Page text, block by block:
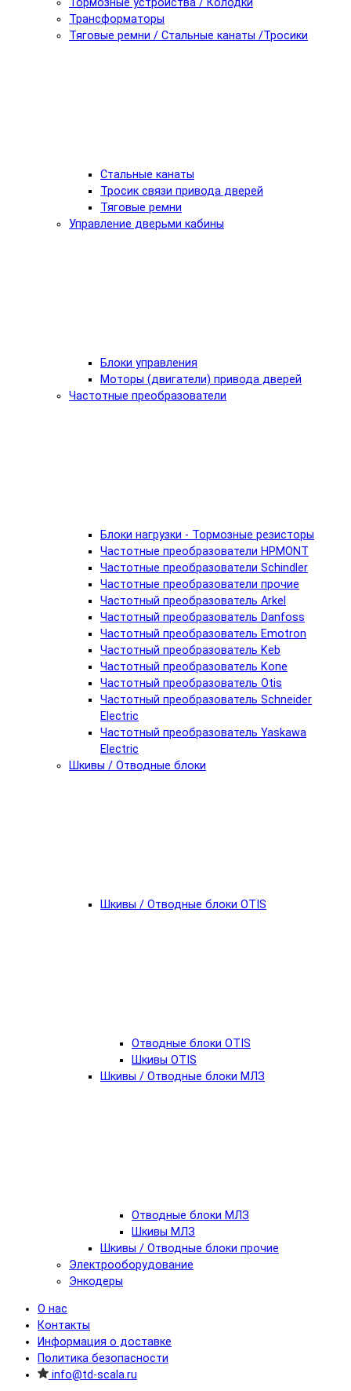
Трансформаторы
Тяговые ремни / Стальные канаты /Тросики
Стальные канаты
Тросик связи привода дверей
Тяговые ремни
Управление дверьми кабины
Блоки управления
Моторы (двигатели) привода дверей
Частотные преобразователи
Блоки нагрузки - Тормозные резисторы
Частотные преобразователи HPMONT
Частотные преобразователи Schindler
Частотные преобразователи прочие
Частотный преобразователь Arkel
Частотный преобразователь Danfoss
Частотный преобразователь Emotron
Частотный преобразователь Keb
Частотный преобразователь Kone
Частотный преобразователь Otis
Частотный преобразователь Schneider
Electric
Частотный преобразователь Yaskawa
Electric
Шкивы / Отводные блоки
Шкивы / Отводные блоки OTIS
Отводные блоки OTIS
Шкивы OTIS
Шкивы / Отводные блоки МЛЗ
Отводные блоки МЛЗ
Шкивы МЛЗ
Шкивы / Отводные блоки прочие
Электрооборудование
Энкодеры
О нас
Контакты
Информация о доставке
Политика безопасности
info@td-scala.ru